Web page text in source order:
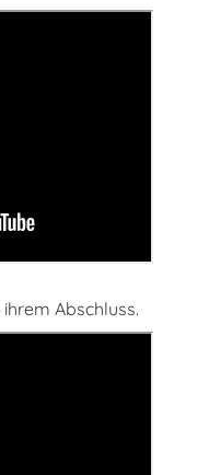
Abschluss.